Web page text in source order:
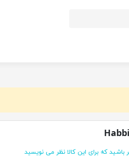
باشید که برای این کالا نظر می نویسید